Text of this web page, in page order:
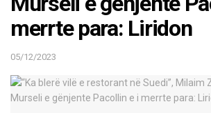
merrte para: Liridon
05/12/2023